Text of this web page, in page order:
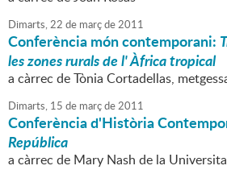
Dimarts,22 de marçde2011
Conferència món contemporani:
les zones rurals de l' Àfrica tropical
a càrrec de Tònia Cortadellas,
Dimarts, 15 de marçde2011
Conferència d'Història
República
a càrrec de Mary Nash de la